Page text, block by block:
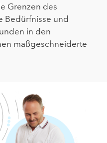
Grenzen des
Bedürfnisse und
in den
maßgeschneiderte